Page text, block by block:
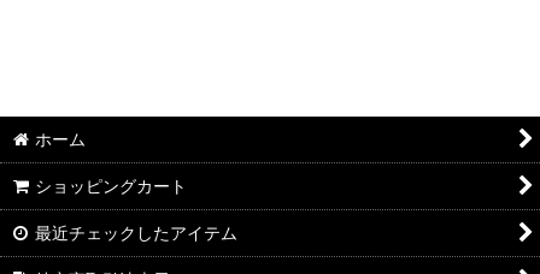
ホーム
ショッピングカート
最近チェックしたアイテム